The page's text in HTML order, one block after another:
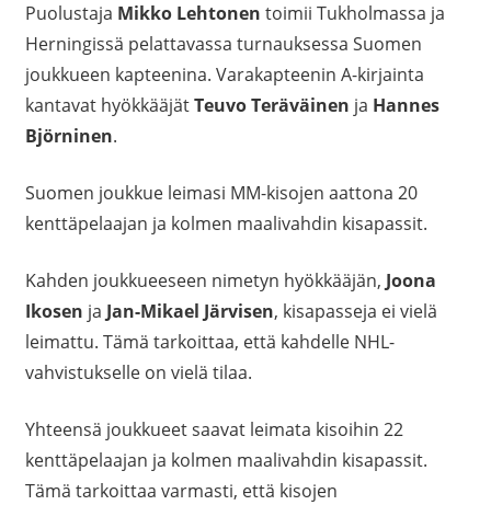
Puolustaja Mikko Lehtonen toimii Tukholmassa ja
Herningissä pelattavassa turnauksessa Suomen
joukkueen kapteenina. Varakapteenin A-kirjainta
kantavat hyökkääjätTeuvo Teräväinen ja Hannes
Björninen.
Suomen joukkue leimasi MM-kisojen aattona 20
kenttäpelaajan ja kolmen maalivahdin kisapassit.
Kahden joukkueeseen nimetyn hyökkääjän, Joona
Ikosen ja Jan-Mikael Järvisen, kisapasseja ei vielä
leimattu. Tämä tarkoittaa, että kahdelle NHL-
vahvistukselle on vielä tilaa.
Yhteensä joukkueet saavat leimata kisoihin 22
kenttäpelaajan ja kolmen maalivahdin kisapassit.
Tämä tarkoittaa varmasti, että kisojen